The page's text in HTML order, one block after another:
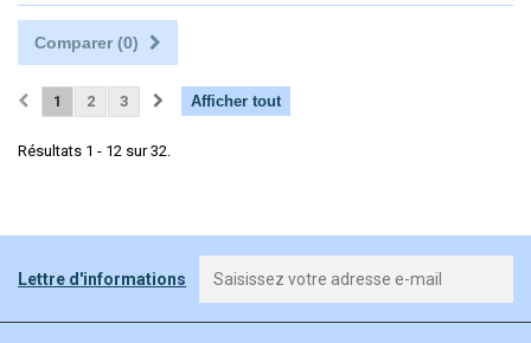
Comparer (0)
Afficher tout
1 2 3
Résultats 1 - 12 sur 32.
Lettre d'informations